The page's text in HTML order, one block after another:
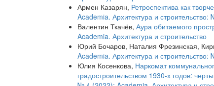
Армен Казарян, Ретроспектива как
Academia. Архитектура и
Валентин Ткачёв, Аура обитаемого
Academia. Архитектура и строительство
Юрий Бочаров, Наталия Фрезинская,
Academia. Архитектура и
Юлия Косенкова, Наркомат
градостроительством 1930-х годов: